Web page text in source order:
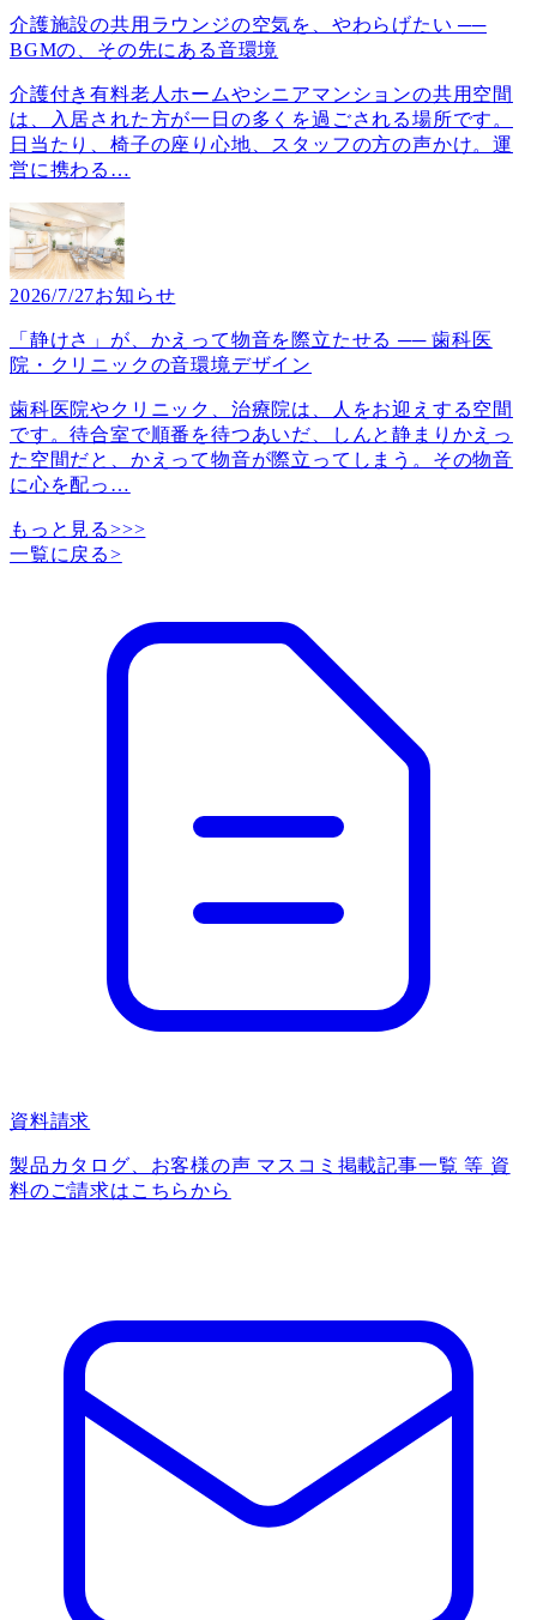
介護施設の共用ラウンジの空気を、やわらげたい ──
BGMの、その先にある音環境
介護付き有料老人ホームやシニアマンションの共用空間
は、入居された方が一日の多くを過ごされる場所です。
日当たり、椅子の座り心地、スタッフの方の声かけ。運
営に携わる …
2026/7/27お知らせ
「静けさ」が、かえって物音を際立たせる ── 歯科医
院・クリニックの音環境デザイン
歯科医院やクリニック、治療院は、人をお迎えする空間
です。待合室で順番を待つあいだ、しんと静まりかえっ
た空間だと、かえって物音が際立ってしまう。その物音
に心を配っ …
もっと見る>>>
一覧に戻る>
資料請求
製品カタログ、お客様の声 マスコミ掲載記事一覧 等 資
料のご請求はこちらから